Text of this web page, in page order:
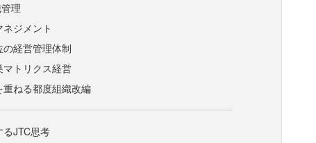
理
ジメント
経営管理体制
トリクス経営
ねる都度組織改編
JTC思考